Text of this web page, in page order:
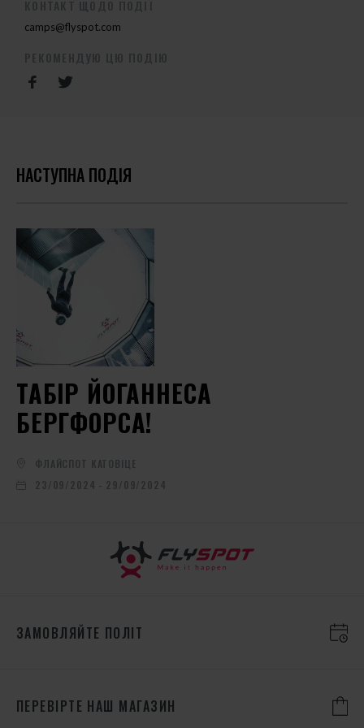
camps@flyspot.com
НАСТУПНА ПОДІЯ
ТАБІР ЙОГАННЕСА
БЕРГФОРСА!
ФЛАЙСПОТ КАТОВІЦЕ
23/09/2024 - 29/09/2024
ЗАМОВЛЯЙТЕ ПОЛІТ
ПЕРЕВІРТЕ НАШ МАГАЗИН